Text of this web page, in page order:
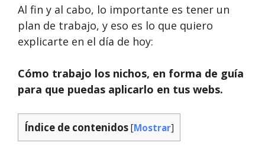
Al fin y al cabo, lo importante es tener un
plan de trabajo, y eso es lo que quiero
explicarte en el día de hoy:
Cómo trabajo los nichos, en forma de guía
para que puedas aplicarlo en tus webs.
Índice de contenidos[Mostrar]